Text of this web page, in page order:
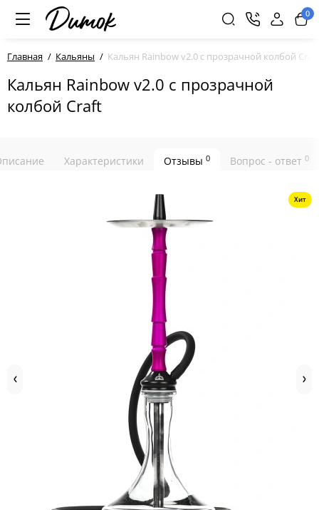
0
Главная Кальяны Кальян Rainbow v2.0 с прозрачной колбой Craft
Кальян Rainbow v2.0 с прозрачной
колбой Craft
Характеристики Отзывы 0 Вопрос - ответ 0
Хит